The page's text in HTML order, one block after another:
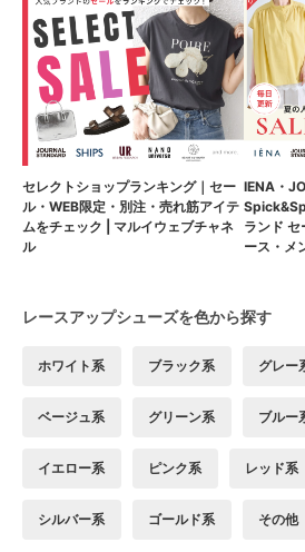
セレクトショップランキング｜セー
ル・WEB限定・別注・売れ筋アイテ
ムをチェック | マルイウェブチャネ
ル
IENA・
ランド セ
ース・メ
レースアップシューズを色から探す
ホワイト系 ブラック系 グレー
ベージュ系 グリーン系 ブルー
イエロー系 ピンク系 レッド系
シルバー系 ゴールド系 その他